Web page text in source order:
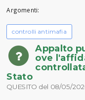
Argomenti:
controlli antimafia
Appalto
ove
Stato
QUESITO del 08/05/